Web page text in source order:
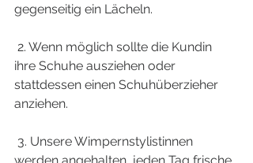
gegenseitig ein Lächeln.
ihre Schuhe ausziehen oder
stattdessen einen Schuhüberzieher
anziehen.
werden angehalten, jeden Tag frische